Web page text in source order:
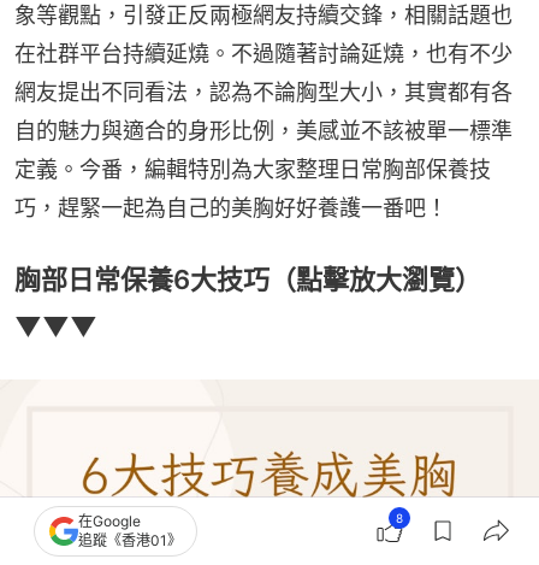
象等觀點，引發正反兩極網友持續交鋒，相關話題也
在社群平台持續延燒。不過隨著討論延燒，也有不少
網友提出不同看法，認為不論胸型大小，其實都有各
自的魅力與適合的身形比例，美感並不該被單一標準
定義。今番，編輯特別為大家整理日常胸部保養技
巧，趕緊一起為自己的美胸好好養護一番吧！
胸部日常保養6大技巧（點擊放大瀏覽）
▼▼▼
在Google
追蹤《香港01》
8